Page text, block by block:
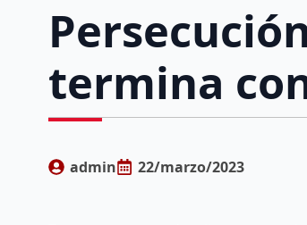
termina
admin 22/marzo/2023